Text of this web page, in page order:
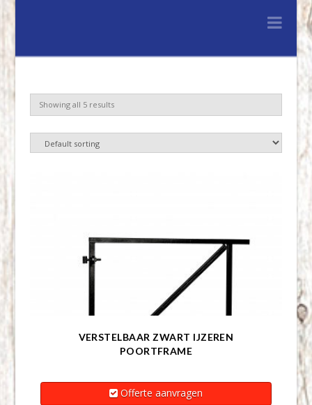
Hout
&
Showing all 5 results
VERSTELBAAR ZWART IJZEREN
POORTFRAME
Offerte aanvragen